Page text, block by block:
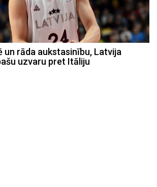
un rāda aukstasinību, Latvija
uzvaru pret Itāliju